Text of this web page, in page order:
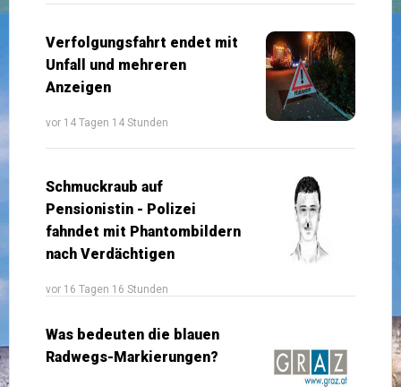
Verfolgungsfahrt endet mit
Unfall und mehreren
Anzeigen
vor 14 Tagen 14 Stunden
Schmuckraub auf
Pensionistin - Polizei
fahndet mit Phantombildern
nach Verdächtigen
vor 16 Tagen 16 Stunden
Was bedeuten die blauen
Radwegs-Markierungen?